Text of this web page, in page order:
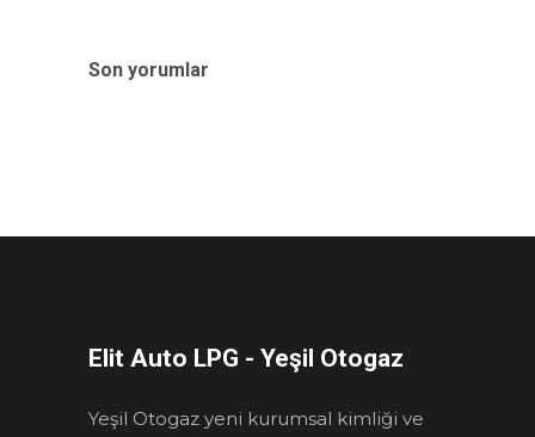
Son yorumlar
Elit Auto LPG - Yeşil Otogaz
Yeşil Otogaz yeni kurumsal kimliği ve